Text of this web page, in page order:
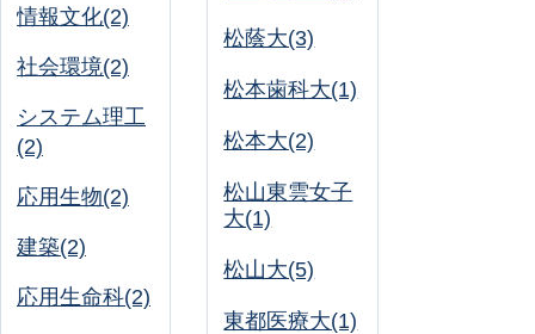
情報文化(2)
社会環境(2)
システム理工
(2)
応用生物(2)
建築(2)
応用生命科(2)
松蔭大(3)
松本歯科大(1)
松本大(2)
松山東雲女子
大(1)
松山大(5)
東都医療大(1)